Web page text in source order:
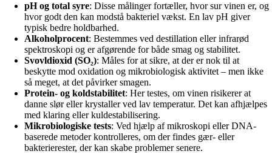
pH og total syre: Disse målinger fortæller, hvor sur vinen er, og
hvor godt den kan modstå bakteriel vækst. En lav pH giver
typisk bedre holdbarhed.
Alkoholprocent: Bestemmes ved destillation eller infrarød
spektroskopi og er afgørende for både smag og stabilitet.
Svovldioxid (SO₂): Måles for at sikre, at der er nok til at
beskytte mod oxidation og mikrobiologisk aktivitet – men ikke
så meget, at det påvirker smagen.
Protein- og koldstabilitet: Her testes, om vinen risikerer at
danne slør eller krystaller ved lav temperatur. Det kan afhjælpes
med klaring eller kuldestabilisering.
Mikrobiologiske tests: Ved hjælp af mikroskopi eller DNA-
baserede metoder kontrolleres, om der findes gær- eller
bakterierester, der kan skabe problemer senere.